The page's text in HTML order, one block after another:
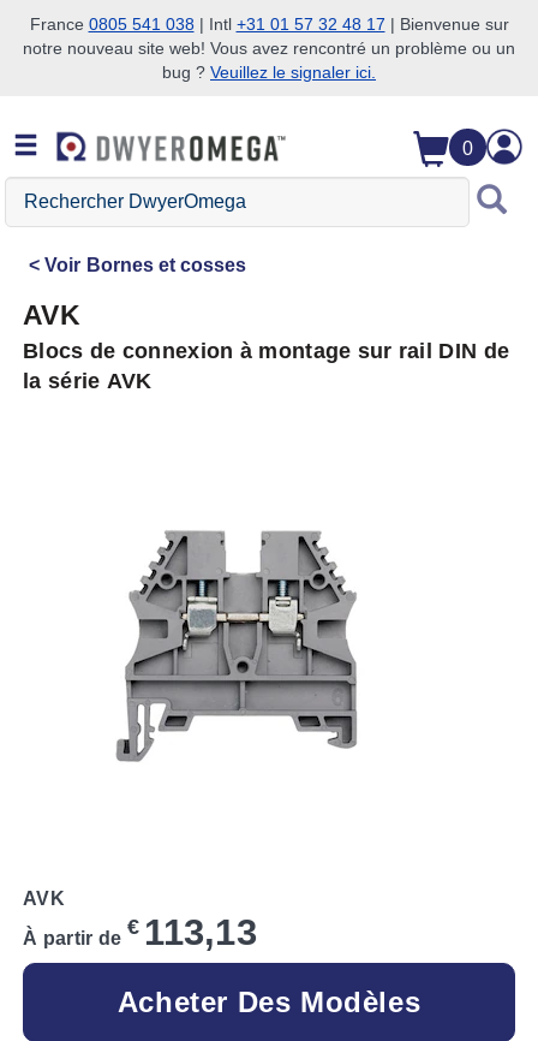
Passer à la recherche
Passer au contenu principal
Passer à la navigation
France 0805 541 038| Intl +31 01 57 32 48 17 | Bienvenue sur
notre nouveau site web! Vous avez rencontré un problème ou un
bug ? Veuillez le signaler ici.
0
Rechercher
DwyerOmega
Voir Bornes et cosses
AVK
Blocs de connexion à montage sur rail DIN de
la série AVK
AVK
À partir de € 113,13
Acheter Des Modèles